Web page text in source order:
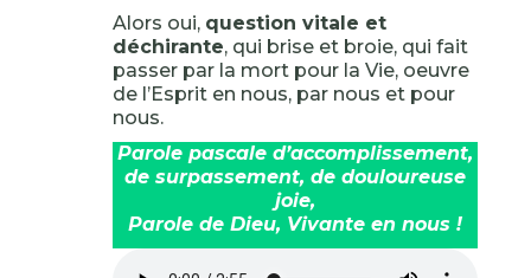
Alors oui, question vitale et
déchirante, qui brise et broie, qui fait
passer par la mort pour la Vie, oeuvre
de l’Esprit en nous, par nous et pour
nous.
Parole pascale d’accomplissement,
de surpassement, de douloureuse
joie,
Parole de Dieu, Vivante en nous !